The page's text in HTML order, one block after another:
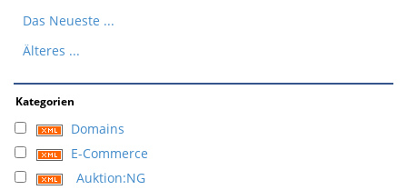
Das Neueste ...
Älteres ...
Kategorien
Domains
E-Commerce
Auktion:NG